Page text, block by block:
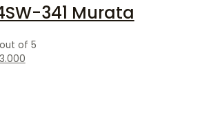
341 Murata
out of 5
3.000